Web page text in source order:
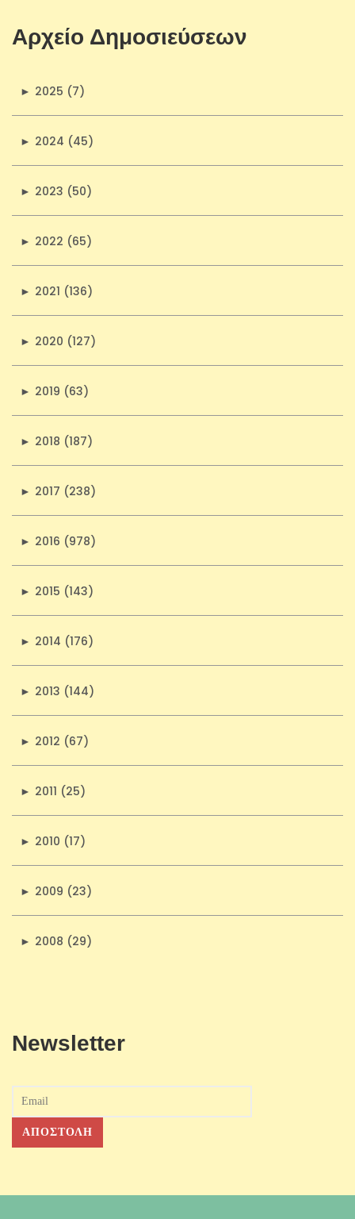
Αρχείο Δημοσιεύσεων
► 2025 (7)
► 2024 (45)
► 2023 (50)
► 2022 (65)
► 2021 (136)
► 2020 (127)
► 2019 (63)
► 2018 (187)
► 2017 (238)
► 2016 (978)
► 2015 (143)
► 2014 (176)
► 2013 (144)
► 2012 (67)
► 2011 (25)
► 2010 (17)
► 2009 (23)
► 2008 (29)
Newsletter